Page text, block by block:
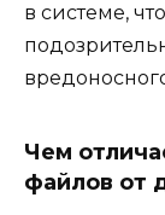
в системе,
Чем
файлов от